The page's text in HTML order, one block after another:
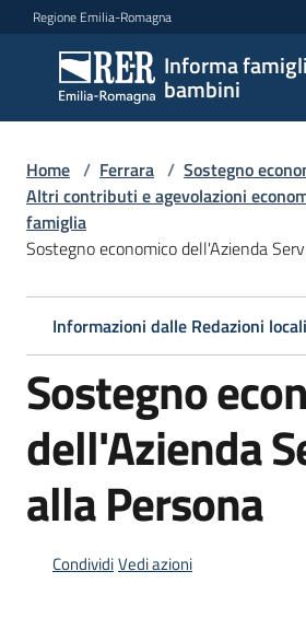
Vai al contenuto
Vai alla navigazione
Vai al footer
Regione Emilia-Romagna
Informa
bambini
Informa
famiglie
e
bambini
Argomenti
Servizi
Centri
per
le
Informazioni
Home / Ferrara / Sostegno
Altri contributi e agevolazioni
famiglia
Sostegno economico dell'Azienda
Informazioni dalle Redazioni locali
Sostegno
dell'Azienda
alla Persona
CondividiVedi azioni